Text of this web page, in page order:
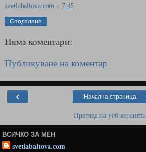
svetlabaltova.com в 7:45
Споделяне
Няма коментари:
Публикуване на коментар
‹ Начална страница
Преглед на уеб версията
ВСИЧКО ЗА МЕН
svetlabaltova.com